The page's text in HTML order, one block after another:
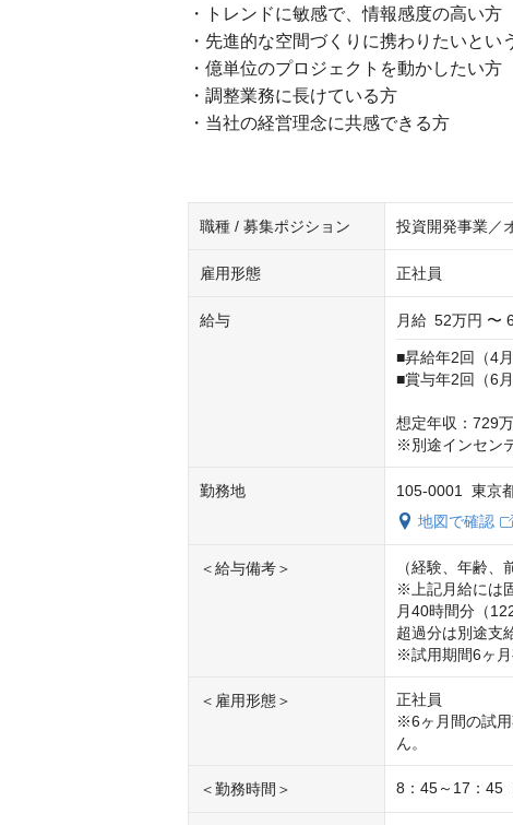
・トレンドに敏感で、情報感度の高い方
・先進的な空間づくりに携わりたいとい
・億単位のプロジェクトを動かしたい方
・調整業務に長けている方
・当社の経営理念に共感できる方
職種 / 募集ポジション 投資開発事業／
雇用形態 正社員
給与 月給 52万円 〜
■昇給年2回（4月
■賞与年2回（6月
想定年収：729
※別途インセン
勤務地
105-0001 東京
地図で確認
＜給与備考＞
（経験、年齢、
※上記月給には
月40時間分（
超過分は別途支
※試用期間6ヶ
＜雇用形態＞
正社員
※6ヶ月間の試
ん。
＜勤務時間＞ 8：45～17：45